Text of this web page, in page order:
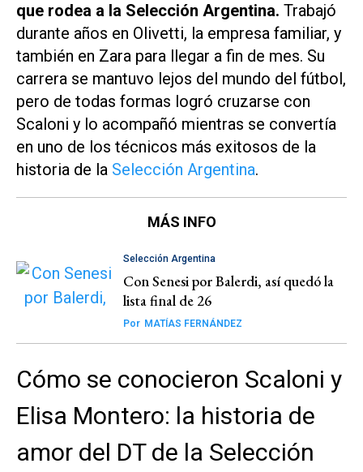
que rodea a la Selección Argentina. Trabajó
durante años en Olivetti, la empresa familiar, y
también en Zara para llegar a fin de mes. Su
carrera se mantuvo lejos del mundo del fútbol,
pero de todas formas logró cruzarse con
Scaloni y lo acompañó mientras se convertía
en uno de los técnicos más exitosos de la
historia de la Selección Argentina.
MÁS INFO
Selección Argentina
Con Senesi por Balerdi, así quedó la
lista final de 26
Por MATÍAS FERNÁNDEZ
Cómo se conocieron Scaloni y
Elisa Montero: la historia de
amor del DT de la Selección